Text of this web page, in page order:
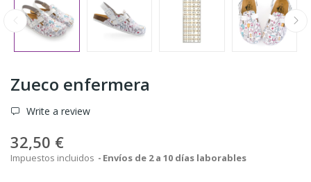
Zueco enfermera
Write a review
32,50 €
Impuestos incluidos Envíos de 2 a 10 días laborables